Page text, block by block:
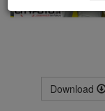
Download